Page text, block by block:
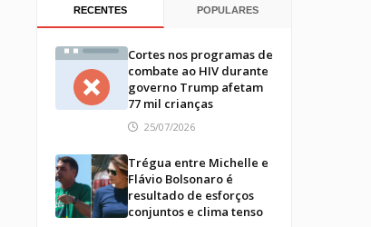
RECENTES POPULARES
Cortes nos programas de
combate ao HIV durante
governo Trump afetam
77 mil crianças
25/07/2026
Trégua entre Michelle e
Flávio Bolsonaro é
resultado de esforços
conjuntos e clima tenso